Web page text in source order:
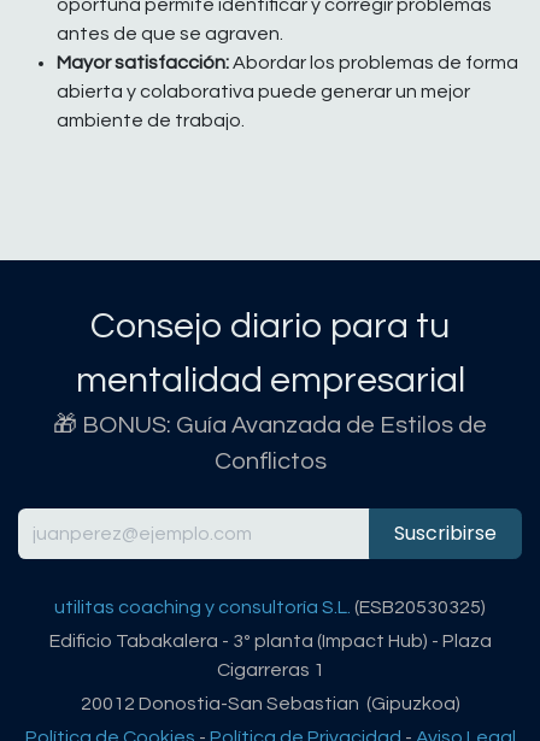
oportuna permite identificar y corregir problemas
antes de que se agraven.
Mayor satisfacción:Abordar los problemas de forma
abierta y colaborativa puede generar un mejor
ambiente de trabajo.
Consejo diario para tu
mentalidad empresarial
🎁 BONUS: Guía Avanzada de Estilos de
Conflictos
Suscribirse
utilitas coaching y consultoría S.L. (ESB20530325)
Edificio Tabakalera - 3º planta (Impact Hub) - Plaza
Cigarreras 1
20012 Donostia-San Sebastian (Gipuzkoa)